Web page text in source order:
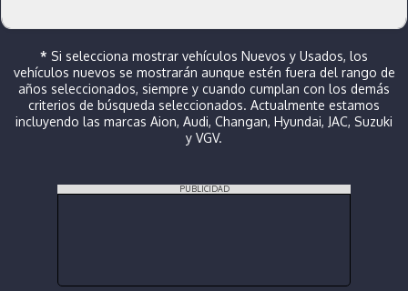
* Si selecciona mostrar vehículos Nuevos y Usados, los
vehículos nuevos se mostrarán aunque estén fuera del rango de
años seleccionados, siempre y cuando cumplan con los demás
criterios de búsqueda seleccionados. Actualmente estamos
incluyendo las marcas Aion, Audi, Changan, Hyundai, JAC, Suzuki
y VGV.
PUBLICIDAD